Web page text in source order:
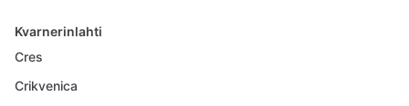
Kvarnerinlahti
Cres
Crikvenica